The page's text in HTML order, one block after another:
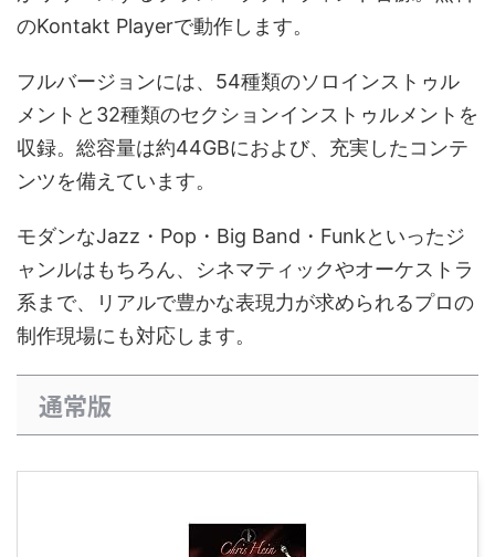
のKontakt Playerで動作します。
フルバージョンには、54種類のソロインストゥル
メントと32種類のセクションインストゥルメントを
収録。総容量は約44GBにおよび、充実したコンテ
ンツを備えています。
モダンなJazz・Pop・Big Band・Funkといったジ
ャンルはもちろん、シネマティックやオーケストラ
系まで、リアルで豊かな表現力が求められるプロの
制作現場にも対応します。
通常版